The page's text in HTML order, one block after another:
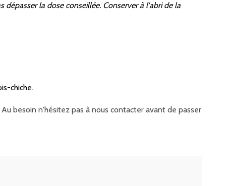
la dose conseillée. Conserver à l'abri de la
chiche.
besoin n'hésitez pas à nous contacter avant de passer